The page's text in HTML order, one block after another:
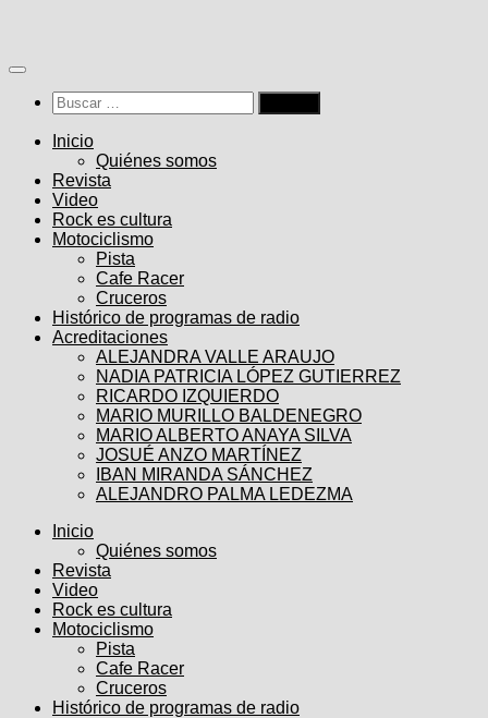
contenido
Buscar:
Inicio
Quiénes somos
Revista
Video
Rock es cultura
Motociclismo
Pista
Cafe Racer
Cruceros
Histórico de programas de radio
Acreditaciones
ALEJANDRA VALLE ARAUJO
NADIA PATRICIA LÓPEZ GUTIERREZ
RICARDO IZQUIERDO
MARIO MURILLO BALDENEGRO
MARIO ALBERTO ANAYA SILVA
JOSUÉ ANZO MARTÍNEZ
IBAN MIRANDA SÁNCHEZ
ALEJANDRO PALMA LEDEZMA
Inicio
Quiénes somos
Revista
Video
Rock es cultura
Motociclismo
Pista
Cafe Racer
Cruceros
Histórico de programas de radio